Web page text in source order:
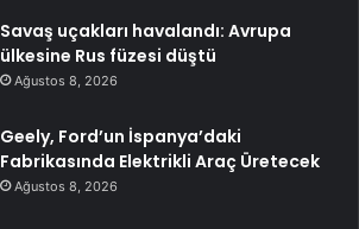
Savaş uçakları havalandı: Avrupa
ülkesine Rus füzesi düştü
Ağustos 8, 2026
Geely, Ford’un İspanya’daki
Fabrikasında Elektrikli Araç Üretecek
Ağustos 8, 2026